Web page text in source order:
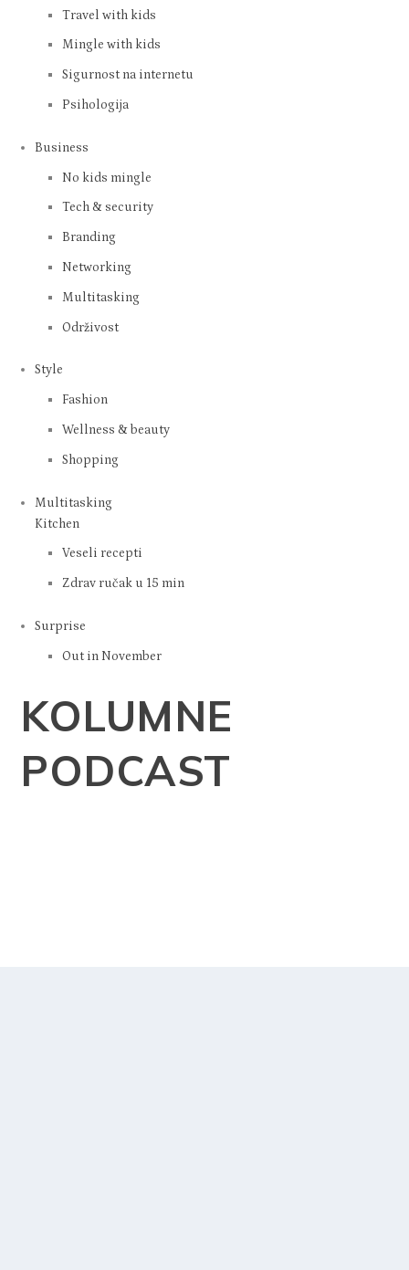
Travel with kids
Mingle with kids
Sigurnost na internetu
Psihologija
Business
No kids mingle
Tech & security
Branding
Networking
Multitasking
Održivost
Style
Fashion
Wellness & beauty
Shopping
Multitasking
Kitchen
Veseli recepti
Zdrav ručak u 15 min
Surprise
Out in November
KOLUMNE
PODCAST